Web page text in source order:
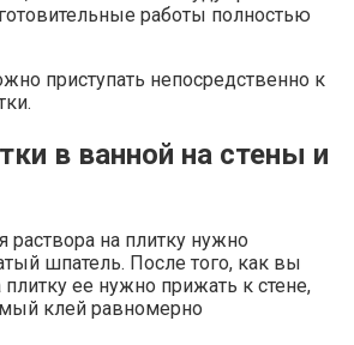
работы полностью
приступать непосредственно к
в ванной на стены и
раствора на плитку нужно
шпатель. После того, как вы
плитку ее нужно прижать к стене,
клей равномерно